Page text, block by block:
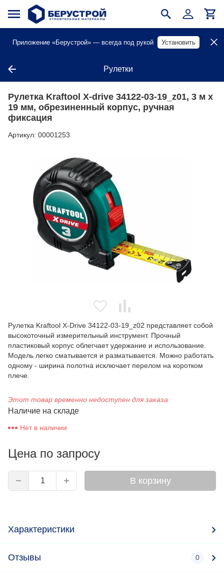
Приложение «Берустрой» — всегда под рукой Установить
Рулетки
Рулетка Kraftool X-drive 34122-03-19_z01, 3 м х
19 мм, обрезиненный корпус, ручная
фиксация
Артикул: 00001253
Рулетка Kraftool X-Drive 34122-03-19_z02 представляет собой
высокоточный измерительный инструмент. Прочный
пластиковый корпус облегчает удержание и использование.
Модель легко сматывается и разматывается. Можно работать
одному - ширина полотна исключает перелом на коротком
плече.
Этот товар временно недоступен для заказа
Наличие на складе
Нет в наличии
Цена по запросу
В корзину
Характеристики
Отзывы 0